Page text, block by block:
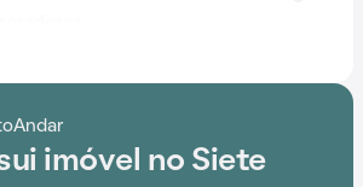
24 horas, elevador, academia,
brinquedoteca, o Condomínio Siete
para atender às necessidades
imóvel no Siete